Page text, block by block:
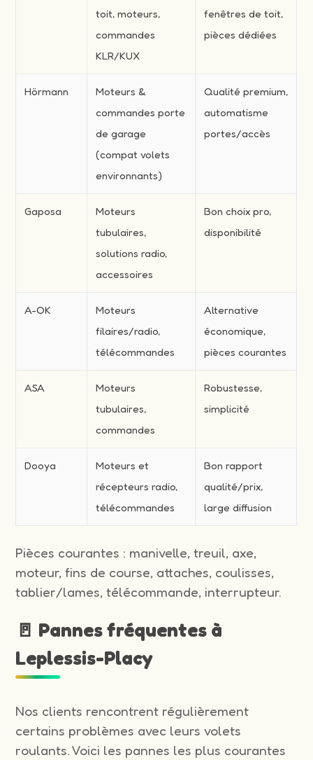
toit, moteurs,
commandes
KLR/KUX
fenêtres de toit,
pièces dédiées
Hörmann
Moteurs &
commandes porte
de garage
(compat volets
environnants)
Qualité premium,
automatisme
portes/accès
Gaposa
Moteurs
tubulaires,
solutions radio,
accessoires
Bon choix pro,
disponibilité
A-OK
Moteurs
filaires/radio,
télécommandes
Alternative
économique,
pièces courantes
ASA
Moteurs
tubulaires,
commandes
Robustesse,
simplicité
Dooya
Moteurs et
récepteurs radio,
télécommandes
Bon rapport
qualité/prix,
large diffusion
Pièces courantes : manivelle, treuil, axe,
moteur, fins de course, attaches, coulisses,
tablier/lames, télécommande, interrupteur.
🚪 Pannes fréquentes à
Leplessis-Placy
Nos clients rencontrent régulièrement
certains problèmes avec leurs volets
roulants. Voici les pannes les plus courantes